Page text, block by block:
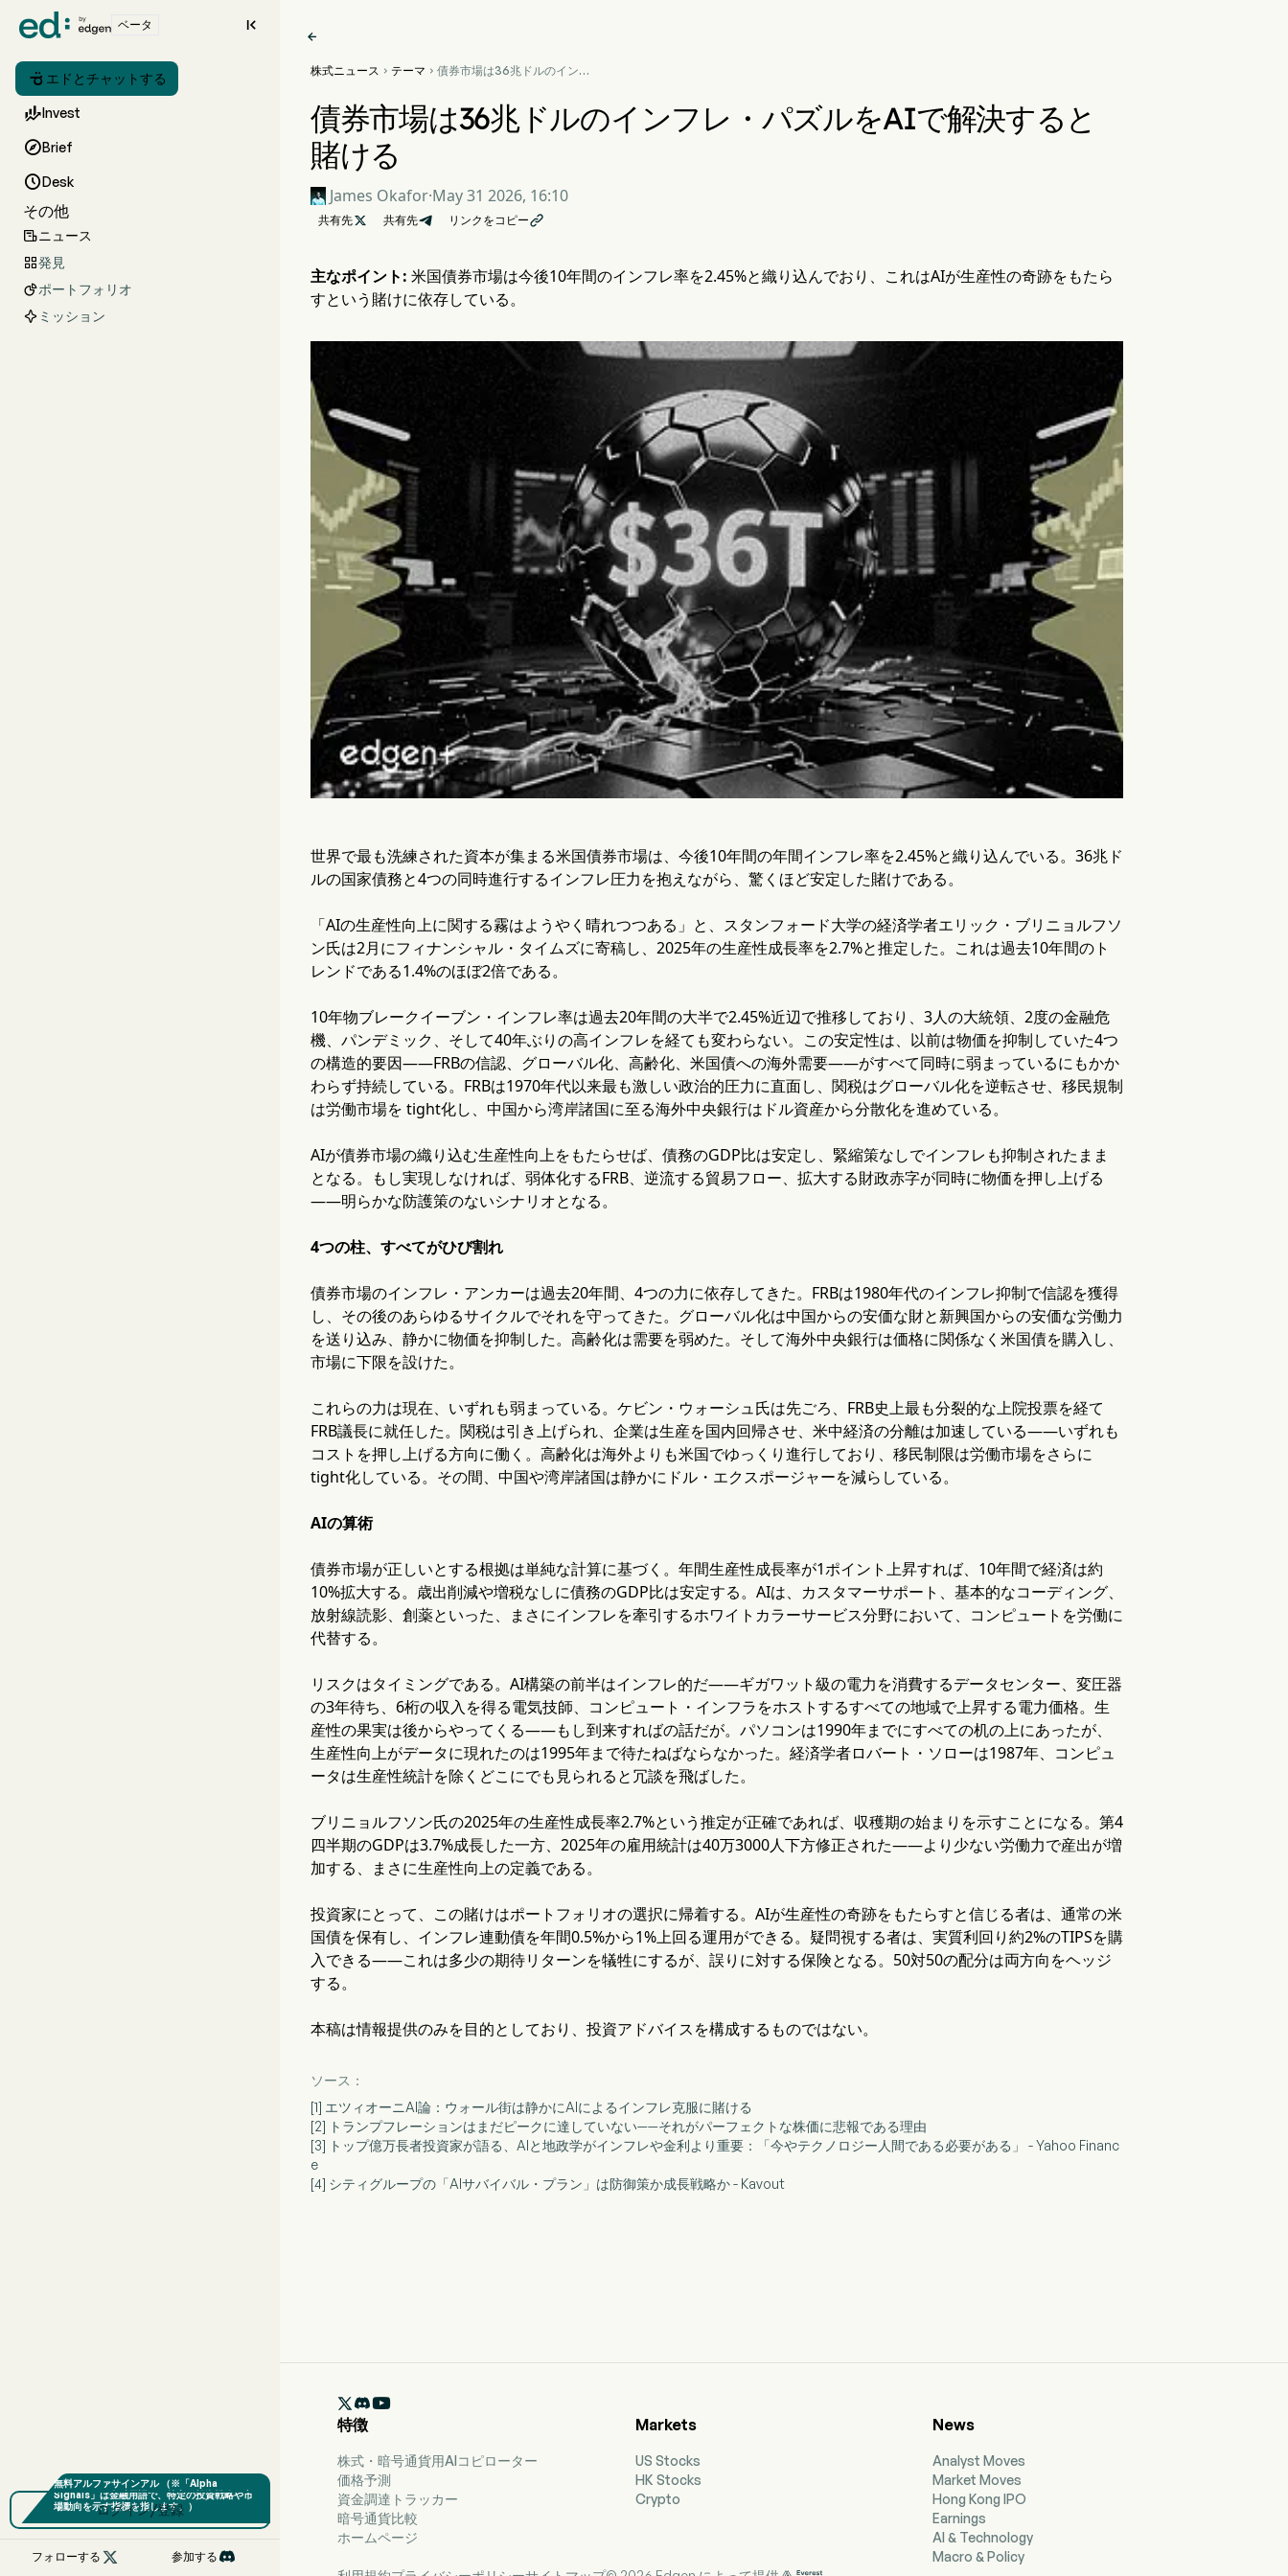
ベータ 
 エドとチャットする
Invest
Brief
Desk
その他
ニュース
発見
ポートフォリオ
ミッション
ログイン/登録
フォローする  参加する

株式ニュース  テーマ  債券市場は36兆ドルのインフ
債券市場は36兆ドルのインフレ・パズルをAIで解決すると
賭ける
James Okafor·May 31 2026, 16:10
共有先 共有先 リンクをコピー
主なポイント: 米国債券市場は今後10年間のインフレ率を2.45%と織り込んでおり、これはAIが生産性の奇跡をもたら
すという賭けに依存している。
世界で最も洗練された資本が集まる米国債券市場は、今後10年間の年間インフレ率を2.45%と織り込んでいる。36兆ド
ルの国家債務と4つの同時進行するインフレ圧力を抱えながら、驚くほど安定した賭けである。
「AIの生産性向上に関する霧はようやく晴れつつある」と、スタンフォード大学の経済学者エリック・ブリニョルフソ
ン氏は2月にフィナンシャル・タイムズに寄稿し、2025年の生産性成長率を2.7%と推定した。これは過去10年間のト
レンドである1.4%のほぼ2倍である。
10年物ブレークイーブン・インフレ率は過去20年間の大半で2.45%近辺で推移しており、3人の大統領、2度の金融危
機、パンデミック、そして40年ぶりの高インフレを経ても変わらない。この安定性は、以前は物価を抑制していた4つ
の構造的要因——FRBの信認、グローバル化、高齢化、米国債への海外需要——がすべて同時に弱まっているにもかか
わらず持続している。FRBは1970年代以来最も激しい政治的圧力に直面し、関税はグローバル化を逆転させ、移民規制
は労働市場を tight化し、中国から湾岸諸国に至る海外中央銀行はドル資産から分散化を進めている。
AIが債券市場の織り込む生産性向上をもたらせば、債務のGDP比は安定し、緊縮策なしでインフレも抑制されたまま
となる。もし実現しなければ、弱体化するFRB、逆流する貿易フロー、拡大する財政赤字が同時に物価を押し上げる
——明らかな防護策のないシナリオとなる。
4つの柱、すべてがひび割れ
債券市場のインフレ・アンカーは過去20年間、4つの力に依存してきた。FRBは1980年代のインフレ抑制で信認を獲得
し、その後のあらゆるサイクルでそれを守ってきた。グローバル化は中国からの安価な財と新興国からの安価な労働力
を送り込み、静かに物価を抑制した。高齢化は需要を弱めた。そして海外中央銀行は価格に関係なく米国債を購入し、
市場に下限を設けた。
これらの力は現在、いずれも弱まっている。ケビン・ウォーシュ氏は先ごろ、FRB史上最も分裂的な上院投票を経て
FRB議長に就任した。関税は引き上げられ、企業は生産を国内回帰させ、米中経済の分離は加速している——いずれも
コストを押し上げる方向に働く。高齢化は海外よりも米国でゆっくり進行しており、移民制限は労働市場をさらに
tight化している。その間、中国や湾岸諸国は静かにドル・エクスポージャーを減らしている。
AIの算術
債券市場が正しいとする根拠は単純な計算に基づく。年間生産性成長率が1ポイント上昇すれば、10年間で経済は約
10%拡大する。歳出削減や増税なしに債務のGDP比は安定する。AIは、カスタマーサポート、基本的なコーディング、
放射線読影、創薬といった、まさにインフレを牽引するホワイトカラーサービス分野において、コンピュートを労働に
代替する。
リスクはタイミングである。AI構築の前半はインフレ的だ——ギガワット級の電力を消費するデータセンター、変圧器
の3年待ち、6桁の収入を得る電気技師、コンピュート・インフラをホストするすべての地域で上昇する電力価格。生
産性の果実は後からやってくる——もし到来すればの話だが。パソコンは1990年までにすべての机の上にあったが、
生産性向上がデータに現れたのは1995年まで待たねばならなかった。経済学者ロバート・ソローは1987年、コンピュ
ータは生産性統計を除くどこにでも見られると冗談を飛ばした。
ブリニョルフソン氏の2025年の生産性成長率2.7%という推定が正確であれば、収穫期の始まりを示すことになる。第4
四半期のGDPは3.7%成長した一方、2025年の雇用統計は40万3000人下方修正された——より少ない労働力で産出が増
加する、まさに生産性向上の定義である。
投資家にとって、この賭けはポートフォリオの選択に帰着する。AIが生産性の奇跡をもたらすと信じる者は、通常の米
国債を保有し、インフレ連動債を年間0.5%から1%上回る運用ができる。疑問視する者は、実質利回り約2%のTIPSを購
入できる——これは多少の期待リターンを犠牲にするが、誤りに対する保険となる。50対50の配分は両方向をヘッジ
する。
本稿は情報提供のみを目的としており、投資アドバイスを構成するものではない。
ソース：
[1] エツィオーニAI論：ウォール街は静かにAIによるインフレ克服に賭ける
[2] トランプフレーションはまだピークに達していない——それがパーフェクトな株価に悲報である理由
[3] トップ億万長者投資家が語る、AIと地政学がインフレや金利より重要：「今やテクノロジー人間である必要がある」 - Yahoo Financ
e
[4] シティグループの「AIサバイバル・プラン」は防御策か成長戦略か - Kavout

特徴
株式・暗号通貨用AIコピローター
価格予測
資金調達トラッカー
暗号通貨比較
ホームページ
Markets
US Stocks
HK Stocks
Crypto
News
Analyst Moves
Market Moves
Hong Kong IPO
Earnings
AI & Technology
Macro & Policy